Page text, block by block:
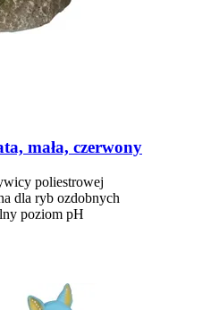
mała, czerwony
poliestrowej
dla ryb ozdobnych
poziom pH